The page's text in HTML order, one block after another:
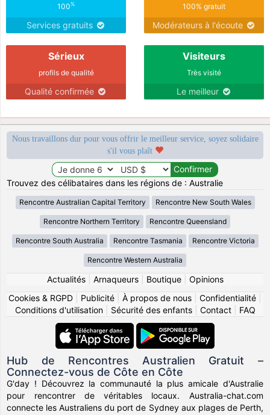
100%
Services gratuits
100% gratuit
Modérateurs à l'écoute
Sérieux
profils de qualité
Qualité confirmée
Visiteurs
Très visité
Le meilleur
Nous travaillons dur pour vous offrir le meilleur service, soyez solidaire
s'il vous plaît
Trouvez des célibataires dans les régions de : Australie
Rencontre Australian Capital Territory Rencontre New South Wales
Rencontre Northern Territory Rencontre Queensland
Rencontre South Australia Rencontre Tasmania Rencontre Victoria
Rencontre Western Australia
Actualités| Arnaqueurs| Boutique| Opinions
Cookies & RGPD
Publicité À propos de nous Confidentialité
Conditions d'utilisation| Sécurité des enfants| Contact| FAQ
Hub de Rencontres Australien Gratuit –
Connectez-vous de Côte en Côte
G'day ! Découvrez la communauté la plus amicale d'Australie
pour rencontrer de véritables locaux. Australia-chat.com
connecte les Australiens du port de Sydney aux plages de Perth,